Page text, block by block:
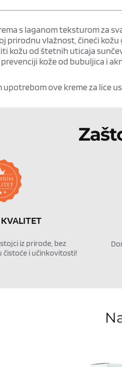
s laganom teksturom za
prirodnu vlažnost, čineći
kožu od štetnih uticaja
kože od bubuljica i
upotrebom ove kreme za lice
iz prirode, bez
i učinkovitosti!